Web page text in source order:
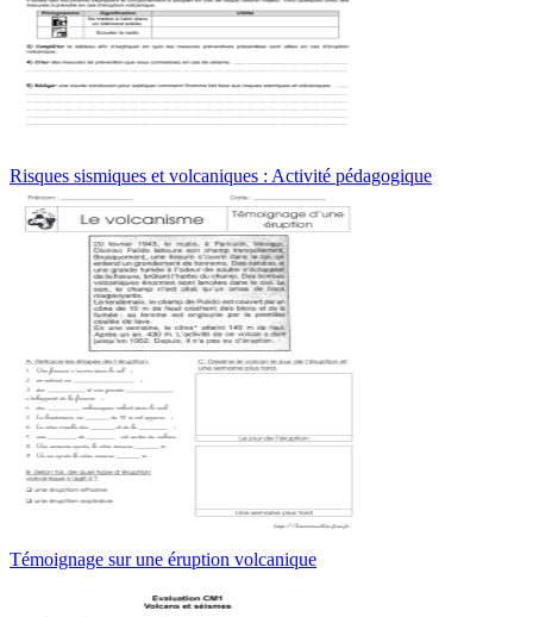
Risques sismiques et volcaniques : Activité pédagogique
Témoignage sur une éruption volcanique